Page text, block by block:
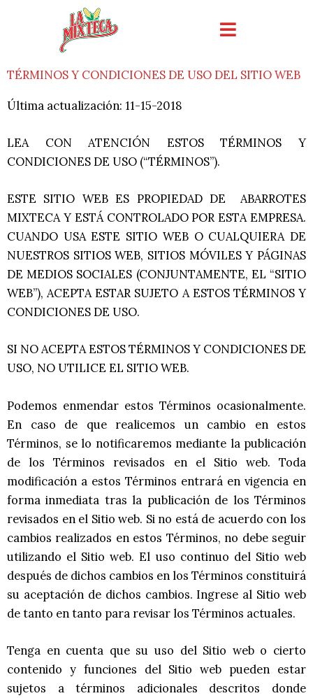
TÉRMINOS Y CONDICIONES DE USO DEL SITIO WEB
Última actualización: 11-15-2018
LEA CON ATENCIÓN ESTOS TÉRMINOS Y
CONDICIONES DE USO (“TÉRMINOS”).
ESTE SITIO WEB ES PROPIEDAD DE ABARROTES
MIXTECA Y ESTÁ CONTROLADO POR ESTA EMPRESA.
CUANDO USA ESTE SITIO WEB O CUALQUIERA DE
NUESTROS SITIOS WEB, SITIOS MÓVILES Y PÁGINAS
DE MEDIOS SOCIALES (CONJUNTAMENTE, EL “SITIO
WEB”), ACEPTA ESTAR SUJETO A ESTOS TÉRMINOS Y
CONDICIONES DE USO.
SI NO ACEPTA ESTOS TÉRMINOS Y CONDICIONES DE
USO, NO UTILICE EL SITIO WEB.
Podemos enmendar estos Términos ocasionalmente.
En caso de que realicemos un cambio en estos
Términos, se lo notificaremos mediante la publicación
de los Términos revisados en el Sitio web. Toda
modificación a estos Términos entrará en vigencia en
forma inmediata tras la publicación de los Términos
revisados en el Sitio web. Si no está de acuerdo con los
cambios realizados en estos Términos, no debe seguir
utilizando el Sitio web. El uso continuo del Sitio web
después de dichos cambios en los Términos constituirá
su aceptación de dichos cambios. Ingrese al Sitio web
de tanto en tanto para revisar los Términos actuales.
Tenga en cuenta que su uso del Sitio web o cierto
contenido y funciones del Sitio web pueden estar
sujetos a términos adicionales descritos donde